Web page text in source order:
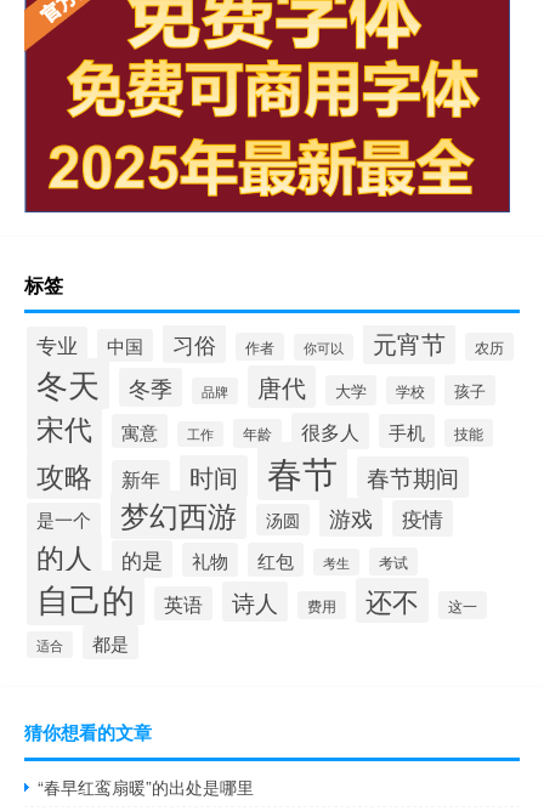
标签
专业 中国 习俗 作者 你可以 元宵节 农历
冬天 冬季 品牌 唐代 大学 学校 孩子
宋代 寓意 工作 年龄 很多人 手机 技能
攻略 新年 时间 春节 春节期间
是一个 梦幻西游 汤圆 游戏 疫情
的人 的是 礼物 红包 考生 考试
自己的 英语 诗人 费用 还不 这一
适合 都是
猜你想看的文章
“春早红鸾扇暖”的出处是哪里